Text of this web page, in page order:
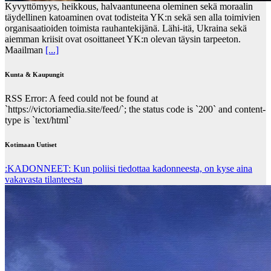
Kyvyttömyys, heikkous, halvaantuneena oleminen sekä moraalin
täydellinen katoaminen ovat todisteita YK:n sekä sen alla toimivien
organisaatioiden toimista rauhantekijänä. Lähi-itä, Ukraina sekä
aiemman kriisit ovat osoittaneet YK:n olevan täysin tarpeeton.
Maailman [...]
Kunta & Kaupungit
RSS Error: A feed could not be found at
`https://victoriamedia.site/feed/`; the status code is `200` and content-
type is `text/html`
Kotimaan Uutiset
:KADONNEET: Kun poliisi tiedottaa kadonneesta, on kyse aina
vakavasta tilanteesta